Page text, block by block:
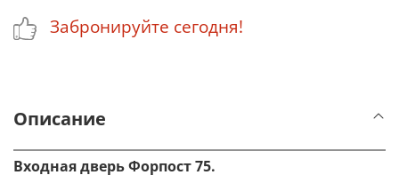
Забронируйте сегодня!
Описание
Входная дверь Форпост 75.